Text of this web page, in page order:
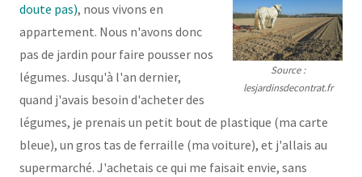
Source :
lesjardinsdecontrat.fr
doute pas), nous vivons en
appartement. Nous n'avons donc
pas de jardin pour faire pousser nos
légumes. Jusqu'à l'an dernier,
quand j'avais besoin d'acheter des
légumes, je prenais un petit bout de plastique (ma carte
bleue), un gros tas de ferraille (ma voiture), et j'allais au
supermarché. J'achetais ce qui me faisait envie, sans